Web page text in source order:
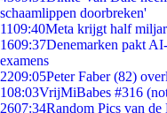
schaamlippen doorbreken'
1109:40Meta krijgt half
1609:37Denemarken pakt
examens
2209:05Peter Faber (82)
108:03VrijMiBabes #316
2607:34Random Pics van de